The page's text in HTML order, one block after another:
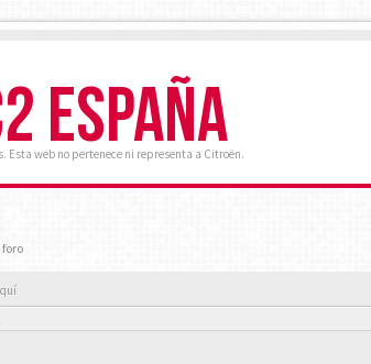
ESPAÑA
Esta web no pertenece ni representa a Citroën.